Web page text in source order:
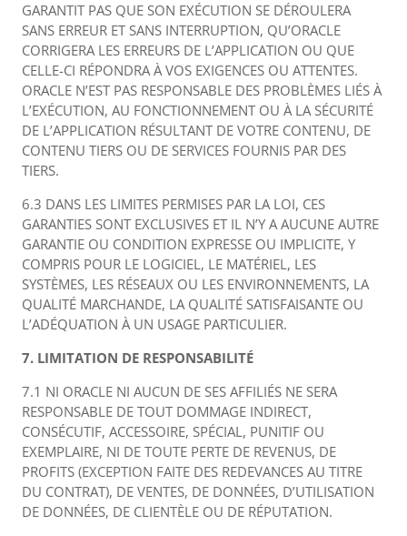
GARANTIT PAS QUE SON EXÉCUTION SE DÉROULERA
SANS ERREUR ET SANS INTERRUPTION, QU’ORACLE
CORRIGERA LES ERREURS DE L’APPLICATION OU QUE
CELLE-CI RÉPONDRA À VOS EXIGENCES OU ATTENTES.
ORACLE N’EST PAS RESPONSABLE DES PROBLÈMES LIÉS À
L’EXÉCUTION, AU FONCTIONNEMENT OU À LA SÉCURITÉ
DE L’APPLICATION RÉSULTANT DE VOTRE CONTENU, DE
CONTENU TIERS OU DE SERVICES FOURNIS PAR DES
TIERS.
6.3 DANS LES LIMITES PERMISES PAR LA LOI, CES
GARANTIES SONT EXCLUSIVES ET IL N’Y A AUCUNE AUTRE
GARANTIE OU CONDITION EXPRESSE OU IMPLICITE, Y
COMPRIS POUR LE LOGICIEL, LE MATÉRIEL, LES
SYSTÈMES, LES RÉSEAUX OU LES ENVIRONNEMENTS, LA
QUALITÉ MARCHANDE, LA QUALITÉ SATISFAISANTE OU
L’ADÉQUATION À UN USAGE PARTICULIER.
7. LIMITATION DE RESPONSABILITÉ
7.1 NI ORACLE NI AUCUN DE SES AFFILIÉS NE SERA
RESPONSABLE DE TOUT DOMMAGE INDIRECT,
CONSÉCUTIF, ACCESSOIRE, SPÉCIAL, PUNITIF OU
EXEMPLAIRE, NI DE TOUTE PERTE DE REVENUS, DE
PROFITS (EXCEPTION FAITE DES REDEVANCES AU TITRE
DU CONTRAT), DE VENTES, DE DONNÉES, D’UTILISATION
DE DONNÉES, DE CLIENTÈLE OU DE RÉPUTATION.